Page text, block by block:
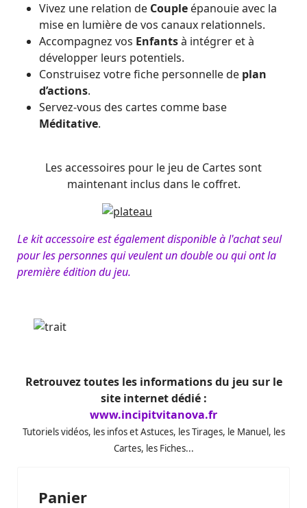
Vivez une relation de Couple épanouie avec la
mise en lumière de vos canaux relationnels.
Accompagnez vos Enfantsà intégrer et à
développer leurs potentiels.
Construisez votre fiche personnelle de plan
d’actions.
Servez-vous des cartes comme base
Méditative.
Les accessoires pour le jeu de Cartes sont
maintenant inclus dans le coffret.
Le kit accessoire est également disponible à l'achat seul
pour les personnes qui veulent un double ou qui ont la
première édition du jeu.
Retrouvez toutes les informations du jeu sur le
site internet dédié :
www.incipitvitanova.fr
Tutoriels vidéos, les infos et Astuces, les Tirages, le Manuel, les
Cartes, les Fiches...
Panier